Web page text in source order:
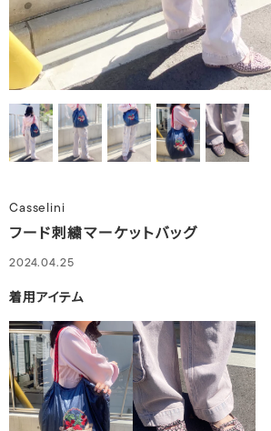
Casselini
フード刺繍マーケットバッグ
2024.04.25
着用アイテム